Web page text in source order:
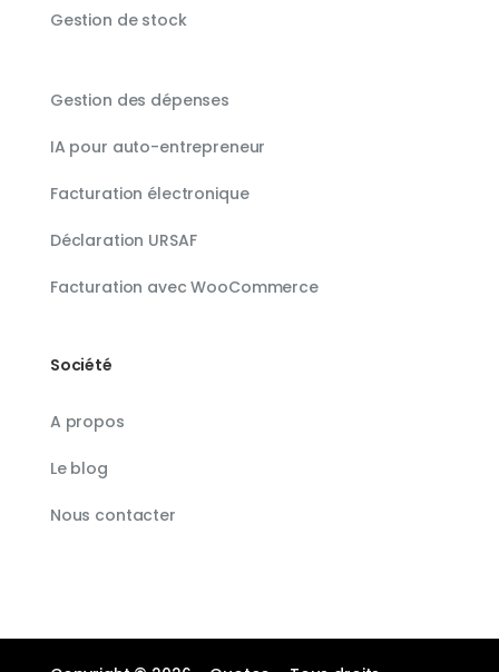
Gestion de stock
Gestion des dépenses
IA pour auto-entrepreneur
Facturation électronique
Déclaration URSAF
Facturation avec WooCommerce
Société
A propos
Le blog
Nous contacter